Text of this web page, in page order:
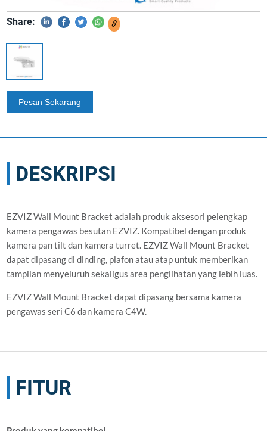
Share:
DESKRIPSI
EZVIZ Wall Mount Bracket adalah produk aksesori pelengkap
kamera pengawas besutan EZVIZ. Kompatibel dengan produk
kamera pan tilt dan kamera turret. EZVIZ Wall Mount Bracket
dapat dipasang di dinding, plafon atau atap untuk memberikan
tampilan menyeluruh sekaligus area penglihatan yang lebih luas.
EZVIZ Wall Mount Bracket dapat dipasang bersama kamera
pengawas seri C6 dan kamera C4W.
FITUR